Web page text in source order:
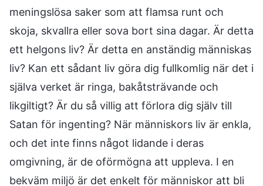
meningslösa saker som att flamsa runt och
skoja, skvallra eller sova bort sina dagar. Är detta
ett helgons liv? Är detta en anständig människas
liv? Kan ett sådant liv göra dig fullkomlig när det i
själva verket är ringa, bakåtsträvande och
likgiltigt? Är du så villig att förlora dig själv till
Satan för ingenting? När människors liv är enkla,
och det inte finns något lidande i deras
omgivning, är de oförmögna att uppleva. I en
bekväm miljö är det enkelt för människor att bli